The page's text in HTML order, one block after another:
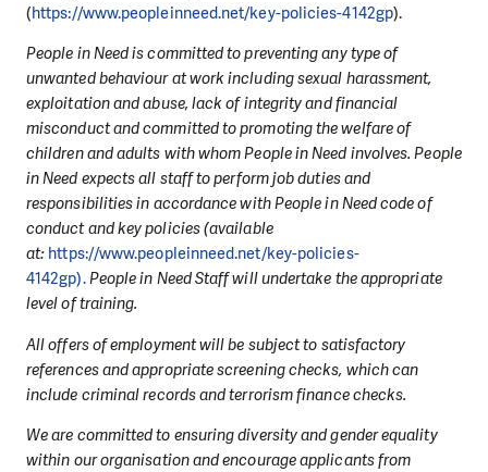
(https://www.peopleinneed.net/key-policies-4142gp).
People in Need is committed to preventing any type of
unwanted behaviour at work including sexual harassment,
exploitation and abuse, lack of integrity and financial
misconduct and committed to promoting the welfare of
children and adults with whom People in Need involves. People
in Need expects all staff to perform job duties and
responsibilities in accordance with People in Need code of
conduct and key policies (available
at: https://www.peopleinneed.net/key-policies-
4142gp).People in Need Staff will undertake the appropriate
level of training.
All offers of employment will be subject to satisfactory
references and appropriate screening checks, which can
include criminal records and terrorism finance checks.
We are committed to ensuring diversity and gender equality
within our organisation and encourage applicants from